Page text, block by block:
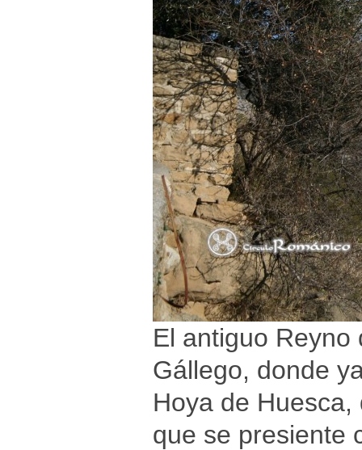
El antiguo
Gállego, donde
Hoya de
que se presiente